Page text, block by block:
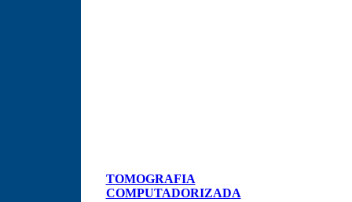
TOMOGRAFIA
COMPUTADORIZADA